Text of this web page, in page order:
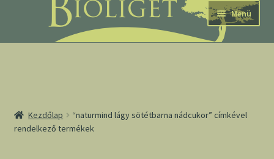
navigációhoz
tartalomba
Menü
Kezdőlap
“naturmind lágy sötétbarna nádcukor” címkével
rendelkező termékek